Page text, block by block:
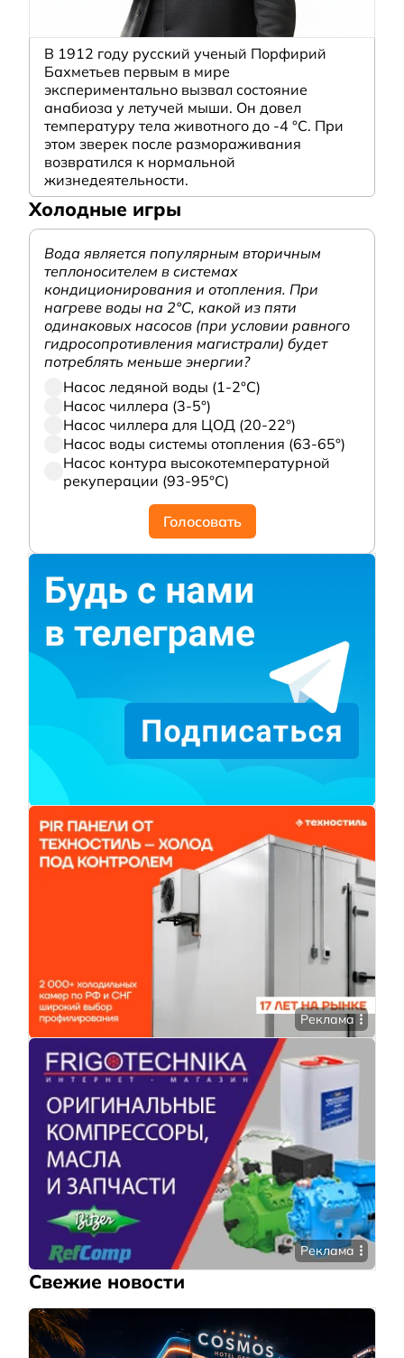
В 1912 году русский ученый Порфирий
Бахметьев первым в мире
экспериментально вызвал состояние
анабиоза у летучей мыши. Он довел
температуру тела животного до -4 °C. При
этом зверек после размораживания
возвратился к нормальной
жизнедеятельности.
Холодные игры
Вода является популярным вторичным
теплоносителем в системах
кондиционирования и отопления. При
нагреве воды на 2°С, какой из пяти
одинаковых насосов (при условии равного
гидросопротивления магистрали) будет
потреблять меньше энергии?
Насос ледяной воды (1-2°С)
Насос чиллера (3-5°)
Насос чиллера для ЦОД (20-22°)
Насос воды системы отопления (63-65°)
Насос контура высокотемпературной
рекуперации (93-95°С)
Голосовать
Реклама
Реклама
Свежие новости